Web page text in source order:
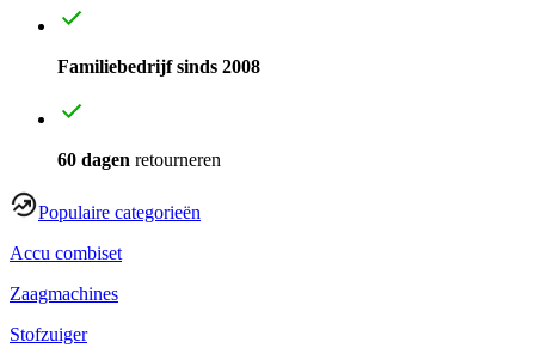
Familiebedrijf sinds 2008
60 dagen retourneren
Populaire categorieën
Accu combiset
Zaagmachines
Stofzuiger